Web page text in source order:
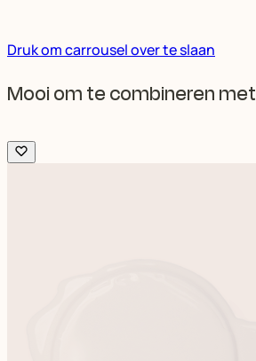
Druk om carrousel over te slaan
Mooi om te combineren met